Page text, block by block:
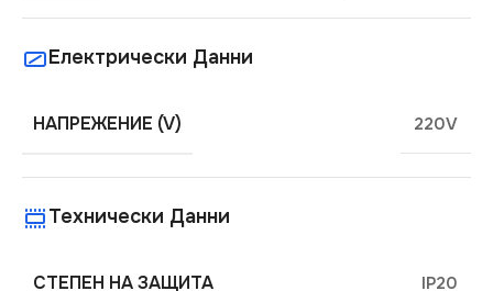
Електрически Данни
НАПРЕЖЕНИЕ (V) 220V
Технически Данни
СТЕПЕН НА ЗАЩИТА IP20